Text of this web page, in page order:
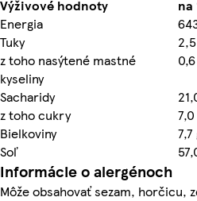
Výživové hodnoty
na
Energia
Tuky
z toho nasýtené mastné
kyseliny
Sacharidy
z toho cukry
Bielkoviny
7,7
Soľ
Informácie o alergénoch
Môže obsahovať sezam, horčicu,